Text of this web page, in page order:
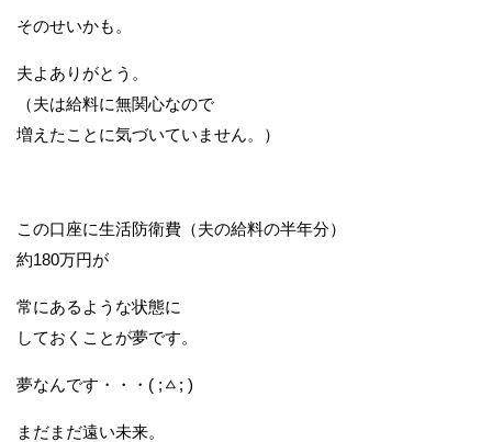
そのせいかも。
夫よありがとう。
（夫は給料に無関心なので
増えたことに気づいていません。）
この口座に生活防衛費（夫の給料の半年分）
約180万円が
常にあるような状態に
しておくことが夢です。
夢なんです・・・( ;ㅿ; )
まだまだ遠い未来。